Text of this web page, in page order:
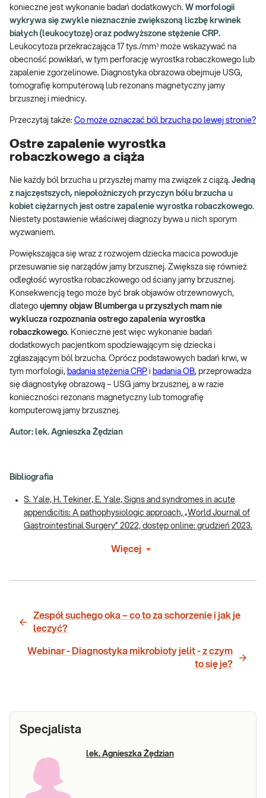
konieczne jest wykonanie badań dodatkowych. W morfologii
wykrywa się zwykle nieznacznie zwiększoną liczbę krwinek
białych (leukocytozę) oraz podwyższone stężenie CRP.
Leukocytoza przekraczająca 17 tys./mm³ może wskazywać na
obecność powikłań, w tym perforację wyrostka robaczkowego lub
zapalenie zgorzelinowe. Diagnostyka obrazowa obejmuje USG,
tomografię komputerową lub rezonans magnetyczny jamy
brzusznej i miednicy.
Przeczytaj także: Co może oznaczać ból brzucha po lewej stronie?
Ostre zapalenie wyrostka
robaczkowego a ciąża
Nie każdy ból brzucha u przyszłej mamy ma związek z ciążą. Jedną
z najczęstszych, niepołożniczych przyczyn bólu brzucha u
kobiet ciężarnych jest ostre zapalenie wyrostka robaczkowego.
Niestety postawienie właściwej diagnozy bywa u nich sporym
wyzwaniem.
Powiększająca się wraz z rozwojem dziecka macica powoduje
przesuwanie się narządów jamy brzusznej. Zwiększa się również
odległość wyrostka robaczkowego od ściany jamy brzusznej.
Konsekwencją tego może być brak objawów otrzewnowych,
dlatego ujemny objaw Blumberga u przyszłych mam nie
wyklucza rozpoznania ostrego zapalenia wyrostka
robaczkowego. Konieczne jest więc wykonanie badań
dodatkowych pacjentkom spodziewającym się dziecka i
zgłaszającym ból brzucha. Oprócz podstawowych badań krwi, w
tym morfologii, badania stężenia CRP i badania OB, przeprowadza
się diagnostykę obrazową – USG jamy brzusznej, a w razie
konieczności rezonans magnetyczny lub tomografię
komputerową jamy brzusznej.
Autor: lek. Agnieszka Żędzian
Bibliografia
S. Yale, H. Tekiner, E. Yale, Signs and syndromes in acute
appendicitis: A pathophysiologic approach, „World Journal of
Gastrointestinal Surgery” 2022, dostęp online: grudzień 2023.
Więcej
Zespół suchego oka – co to za schorzenie i jak je
leczyć?
Webinar - Diagnostyka mikrobioty jelit - z czym
to się je?
Specjalista
lek. Agnieszka Żędzian